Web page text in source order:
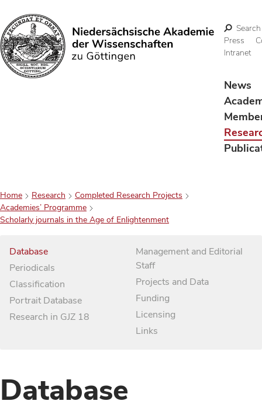
Search
Search
Press
Intranet
News
Home Research
Completed Research Projects
Academies’ Programme
Scholarly journals in the Age of Enlightenment
Database
Periodicals
Classification
Portrait Database
Research in GJZ 18
Management and Editorial
Staff
Projects and Data
Funding
Licensing
Links
Database